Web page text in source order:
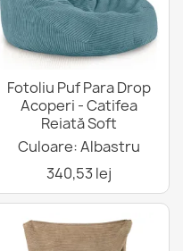
Fotoliu Puf Para Drop
Acoperi - Catifea
Reiată Soft
Culoare: Albastru
340,53 lej